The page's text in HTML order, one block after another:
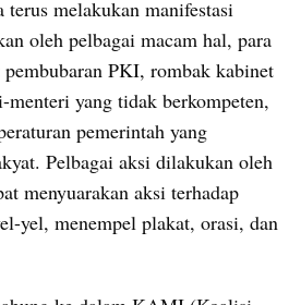
melakukan manifestasi
oleh pelbagai macam hal, para
PKI, rombak kabinet
yang tidak berkompeten,
pemerintah yang
Pelbagai aksi dilakukan oleh
menyuarakan aksi terhadap
yel, menempel plakat, orasi, dan